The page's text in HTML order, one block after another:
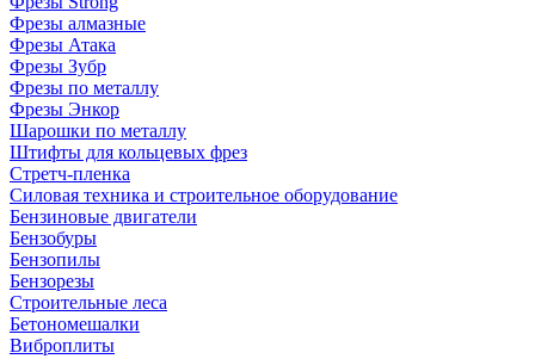
Фрезы алмазные
Фрезы Атака
Фрезы Зубр
Фрезы по металлу
Фрезы Энкор
Шарошки по металлу
Штифты для кольцевых фрез
Стретч-пленка
Силовая техника и строительное оборудование
Бензиновые двигатели
Бензобуры
Бензопилы
Бензорезы
Строительные леса
Бетономешалки
Виброплиты